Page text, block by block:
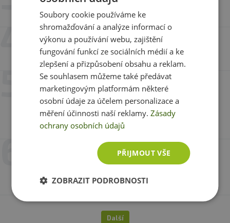
Pavel
11. 7. 2024 v 18:17
Miroslav Dimun
16. 4. 2024 v 10:38
Lenka Dejdarová
Je super vidím zlepšení na nehtech a kůži.Bohužel
teď není už dlouho dostupný.
15. 11. 2023 v 06:01
Spokojenost,
Další
Soubory cookie používáme ke
shromažďování a analýze informací o
výkonu a používání webu, zajištění
fungování funkcí ze sociálních médií a ke
zlepšení a přizpůsobení obsahu a reklam.
Se souhlasem můžeme také předávat
marketingovým platformám některé
osobní údaje za účelem personalizace a
měření účinnosti naší reklamy.Zásady
ochrany osobních údajů
PŘIJMOUT VŠE
ZOBRAZIT PODROBNOSTI